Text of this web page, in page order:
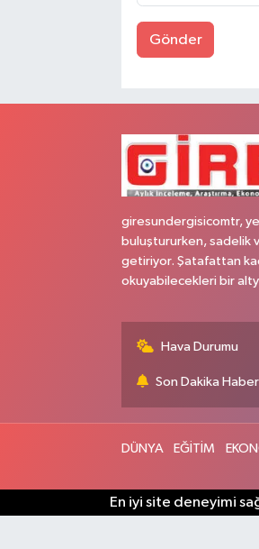
Gönder
giresundergisicomtr,
buluştururken, sadelik
getiriyor. Şatafattan
okuyabilecekleri bir
Hava Durumu
Son Dakika
DÜNYA EĞİTİM
En iyi site deneyimi